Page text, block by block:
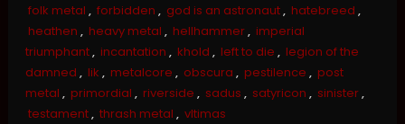
folk metal , forbidden , god is an astronaut, hatebreed ,
heathen , heavy metal , hellhammer, imperial
triumphant, incantation , khold , left to die , legion of the
damned , lik , metalcore , obscura , pestilence , post
metal , primordial , riverside , sadus , satyricon , sinister,
testament, thrash metal , vltimas